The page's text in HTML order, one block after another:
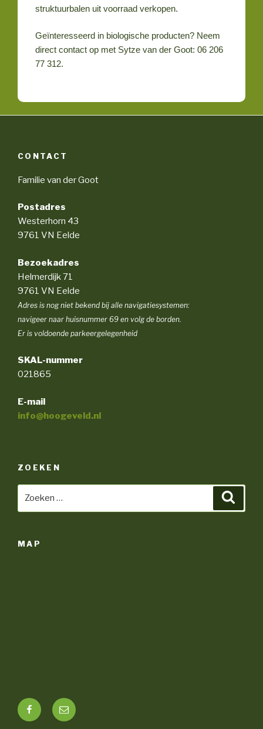
struktuurbalen uit voorraad verkopen.
Geïnteresseerd in biologische producten? Neem
direct contact op met Sytze van der Goot: 06 206
77 312.
CONTACT
Familie van der Goot
Postadres
Westerhorn 43
9761 VN Eelde
Bezoekadres
Helmerdijk 71
9761 VN Eelde
Adres is nog niet bekend bij alle navigatiesystemen:
navigeer naar huisnummer 69 en volg de borden.
Er is voldoende parkeergelegenheid
SKAL-nummer
021865
E-mail
info@hoogeveld.nl
ZOEKEN
MAP
Facebook
E-
mail